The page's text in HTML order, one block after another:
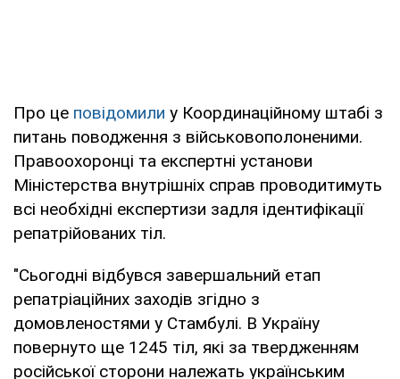
Про це повідомили у Координаційному штабі з
питань поводження з військовополоненими.
Правоохоронці та експертні установи
Міністерства внутрішніх справ проводитимуть
всі необхідні експертизи задля ідентифікації
репатрійованих тіл.
"Сьогодні відбувся завершальний етап
репатріаційних заходів згідно з
домовленостями у Стамбулі. В Україну
повернуто ще 1245 тіл, які за твердженням
російської сторони належать українським